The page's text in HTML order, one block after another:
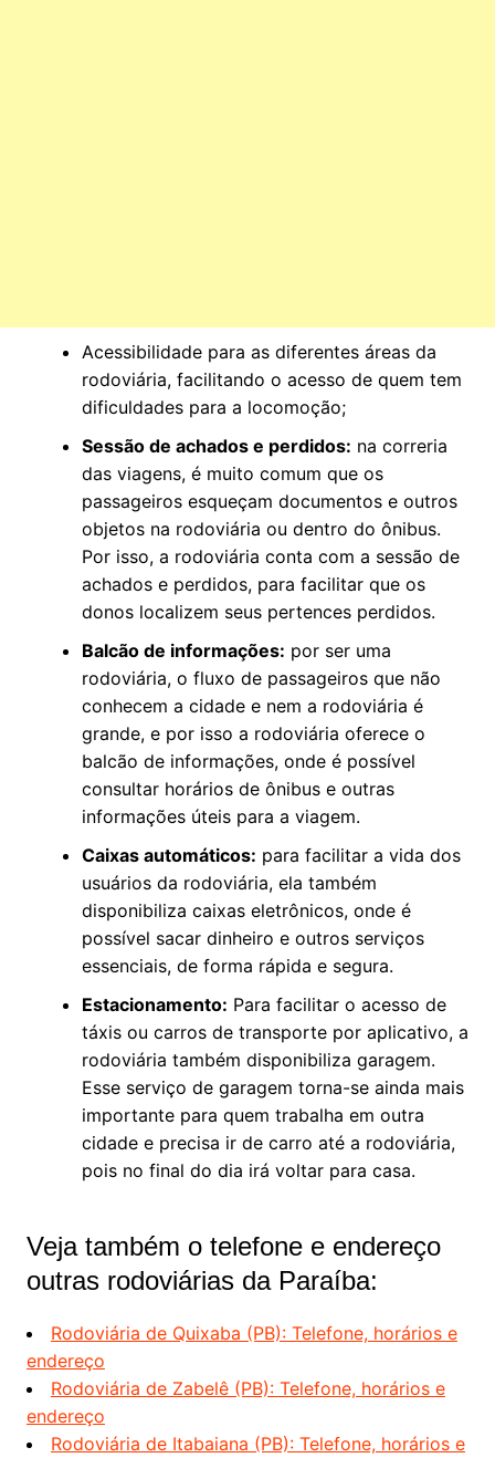
Acessibilidade para as diferentes áreas da
rodoviária, facilitando o acesso de quem tem
dificuldades para a locomoção;
Sessão de achados e perdidos: na correria
das viagens, é muito comum que os
passageiros esqueçam documentos e outros
objetos na rodoviária ou dentro do ônibus.
Por isso, a rodoviária conta com a sessão de
achados e perdidos, para facilitar que os
donos localizem seus pertences perdidos.
Balcão de informações: por ser uma
rodoviária, o fluxo de passageiros que não
conhecem a cidade e nem a rodoviária é
grande, e por isso a rodoviária oferece o
balcão de informações, onde é possível
consultar horários de ônibus e outras
informações úteis para a viagem.
Caixas automáticos: para facilitar a vida dos
usuários da rodoviária, ela também
disponibiliza caixas eletrônicos, onde é
possível sacar dinheiro e outros serviços
essenciais, de forma rápida e segura.
Estacionamento: Para facilitar o acesso de
táxis ou carros de transporte por aplicativo, a
rodoviária também disponibiliza garagem.
Esse serviço de garagem torna-se ainda mais
importante para quem trabalha em outra
cidade e precisa ir de carro até a rodoviária,
pois no final do dia irá voltar para casa.
Veja também o telefone e endereço
outras rodoviárias da Paraíba:
Rodoviária de Quixaba (PB): Telefone, horários e
endereço
Rodoviária de Zabelê (PB): Telefone, horários e
endereço
Rodoviária de Itabaiana (PB): Telefone, horários e